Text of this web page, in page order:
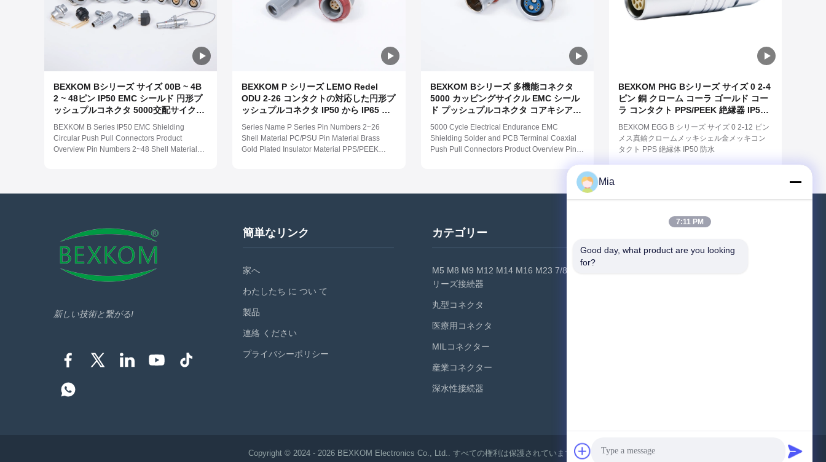
BEXKOM Bシリーズ サイズ 00B ~ 4B
2 ~ 48ピン IP50 EMC シールド 円形プ
ッシュプルコネクタ 5000交配サイクル
BEXKOM B Series IP50 EMC Shielding
Circular Push Pull Connectors Product
Overview Pin Numbers 2~48 Shell Material
~ 250) Centigrade Salt spray corrosion
BEXKOM P シリーズ LEMO Redel
ODU 2-26 コンタクトの対応した円形プ
ッシュプルコネクタ IP50 から IP65 格
コンタクト 医療機器用のプラスチック
シェル
Series Name P Series Pin Numbers 2~26
Shell Material PC/PSU Pin Material Brass
Gold Plated Insulator Material PPS/PEEK
Cycles >2000 times Current Rate 1.5 - 13 A
BEXKOM Bシリーズ 多機能コネクタ
5000 カッピングサイクル EMC シール
ド プッシュプルコネクタ コアキシアル
イズコネクタ
5000 Cycle Electrical Endurance EMC
Shielding Solder and PCB Terminal Coaxial
Push Pull Connectors Product Overview Pin
Level IP50 Work Temperature (-55 ~ 250)
BEXKOM PHG Bシリーズ サイズ 0 2-4
ピン 銅 クローム コーラ ゴールド コー
ラ コンタクト PPS/PEEK 絶縁器 IP50
BEXKOM EGG B シリーズ サイズ 0 2-12 ピン
メス真鍮クロームメッキシェル金メッキコン
タクト PPS 絶縁体 IP50 防水
新しい技術と繋がる!
簡単なリンク
家へ
わたしたち に つい て
製品
連絡 ください
プライバシーポリシー
カテゴリー
M5 M8 M9 M12 M14 M16 M23 7/8シ
リーズ接続器
丸型コネクタ
医療用コネクタ
MILコネクター
産業コネクター
深水性接続器
Copyright © 2024 - 2026 BEXKOM Electronics Co., Ltd.. すべての権利は保護されています..
Mia
7:11 PM
Good day, what product are you looking
for?